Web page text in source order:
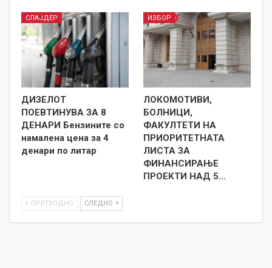
СЛАЈДЕР
ДИЗЕЛОТ
ПОЕВТИНУВА ЗА 8
ДЕНАРИ Бензините со
намалена цена за 4
денари по литар
ИЗБОР
ЛОКОМОТИВИ,
БОЛНИЦИ,
ФАКУЛТЕТИ НА
ПРИОРИТЕТНАТА
ЛИСТА ЗА
ФИНАНСИРАЊЕ
ПРОЕКТИ НАД 5…
ПРЕТХОДНО СЛЕДНО